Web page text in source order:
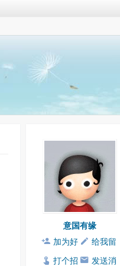
意国有缘
加为好
友
给我留
言
打个招 发送消